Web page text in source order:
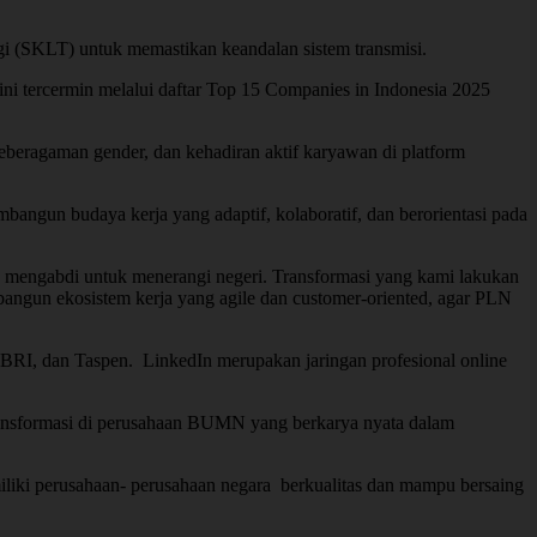
untuk memastikan keandalan sistem transmisi.
tercermin melalui daftar Top 15 Companies in Indonesia 2025
gender, dan kehadiran aktif karyawan di platform
budaya kerja yang adaptif, kolaboratif, dan berorientasi pada
untuk menerangi negeri. Transformasi yang kami lakukan
ekosistem kerja yang agile dan customer-oriented, agar PLN
dan Taspen. LinkedIn merupakan jaringan profesional online
di perusahaan BUMN yang berkarya nyata dalam
perusahaan- perusahaan negara berkualitas dan mampu bersaing